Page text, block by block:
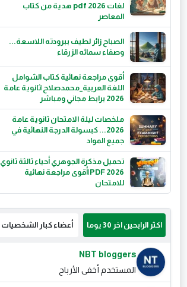
لغات 2026 pdf هدية من كتاب
المعاصر
الصباح زائر لطيف ببرودته اللاسعة...
وصفاء سمائه الزرقاء
أقوى مراجعة نهائية كتاب الشوامل
اللغة العربية_محمدصلاح|ثانوية عامة
2026 برابط مجاني ومباشر
ملخصات ليلة الامتحان ثانوية عامة
2026... كبسولة الدرجة النهائية في
جميع المواد
تحميل مذكرة الجوهري أحياء ثالثة ثانوي
2026 PDF|أقوى مراجعة نهائية
للامتحان
اكثر الرابحين اخر 30 يوما أعضاء كبار الشخصيات
NBT bloggers
المستخدم أخفى الأرباح